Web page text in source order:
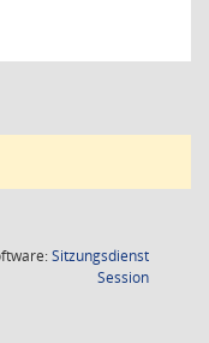
Sitzungsdienst
Session(Wird in